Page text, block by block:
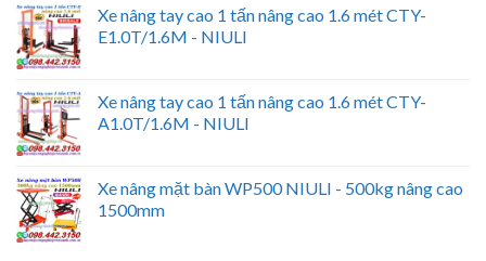
Xe nâng tay cao 1 tấn nâng cao 1.6 mét CTY-
E1.0T/1.6M - NIULI
Xe nâng tay cao 1 tấn nâng cao 1.6 mét CTY-
A1.0T/1.6M - NIULI
Xe nâng mặt bàn WP500 NIULI - 500kg nâng cao
1500mm